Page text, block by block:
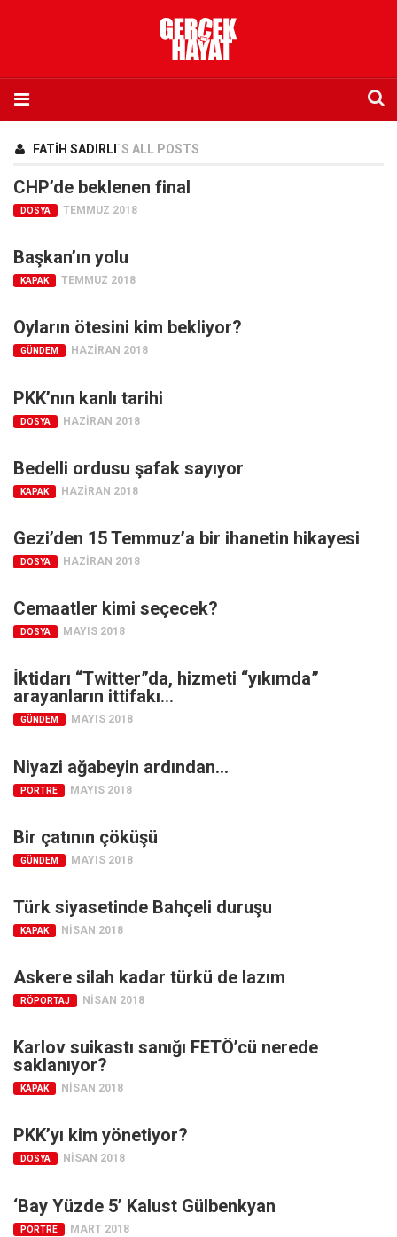
Künye
Abone olmak istiyorum
Satış noktası listesi
Eksik sayıların temini
Sosyal Medya
Facebook
YouTube
Editörden
Yazarlar
Kemal Özer
Yvonne Ridley
Ömer Kayani
Yusuf Armağan
Leyla Şerif Emin
Selçuk Türkyılmaz
Abir E. Nahas
Bağdagül Öz
Esra Elönü
» Yazar arşivi
Bu Sayı
Kategoriler
Kültür Sanat
Kitap
Karisi kitap sualleri
Ekonomi
FATIH SADIRLI `S ALL POSTS
CHP’de beklenen final
DOSYA TEMMUZ 2018
Başkan’ın yolu
KAPAK TEMMUZ 2018
Oyların ötesini kim bekliyor?
GÜNDEM HAZIRAN 2018
PKK’nın kanlı tarihi
DOSYA HAZIRAN 2018
Bedelli ordusu şafak sayıyor
KAPAK HAZIRAN 2018
Gezi’den 15 Temmuz’a bir ihanetin hikayesi
DOSYA HAZIRAN 2018
Cemaatler kimi seçecek?
DOSYA MAYIS 2018
İktidarı “Twitter”da, hizmeti “yıkımda”
arayanların ittifakı…
GÜNDEM MAYIS 2018
Niyazi ağabeyin ardından…
PORTRE MAYIS 2018
Bir çatının çöküşü
GÜNDEM MAYIS 2018
Türk siyasetinde Bahçeli duruşu
KAPAK NISAN 2018
Askere silah kadar türkü de lazım
RÖPORTAJ NISAN 2018
Karlov suikastı sanığı FETÖ’cü nerede
saklanıyor?
KAPAK NISAN 2018
PKK’yı kim yönetiyor?
DOSYA NISAN 2018
‘Bay Yüzde 5’ Kalust Gülbenkyan
PORTRE MART 2018